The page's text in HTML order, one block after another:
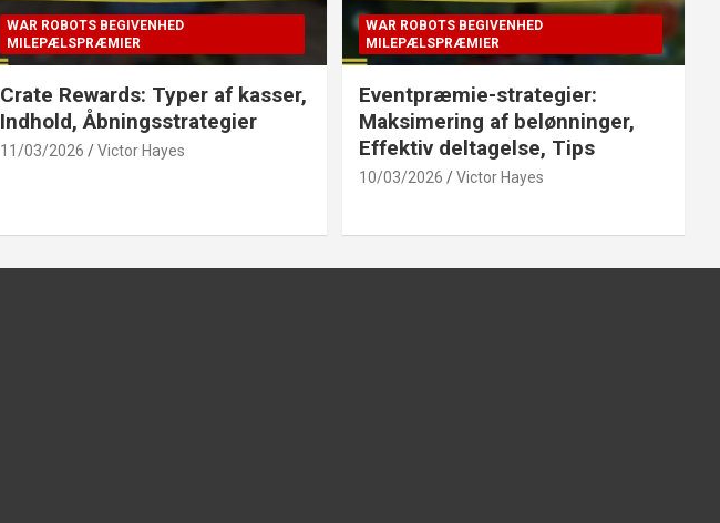
WAR ROBOTS BEGIVENHED
MILEPÆLSPRÆMIER
Crate Rewards: Typer af kasser,
Indhold, Åbningsstrategier
11/03/2026 Victor Hayes
WAR ROBOTS BEGIVENHED
MILEPÆLSPRÆMIER
Eventpræmie-strategier:
Maksimering af belønninger,
Effektiv deltagelse, Tips
10/03/2026 Victor Hayes